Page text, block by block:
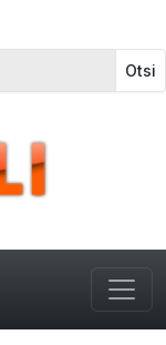
Otsi